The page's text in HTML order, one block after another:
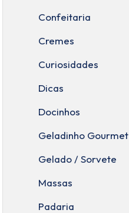
Confeitaria
Cremes
Curiosidades
Dicas
Docinhos
Geladinho Gourmet
Gelado / Sorvete
Massas
Padaria